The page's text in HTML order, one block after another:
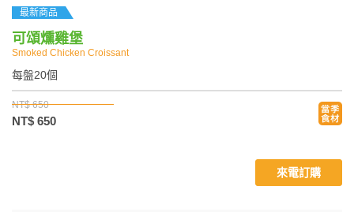
最新商品
可頌燻雞堡
Smoked Chicken Croissant
每盤20個
NT$ 650
NT$ 650
來電訂購